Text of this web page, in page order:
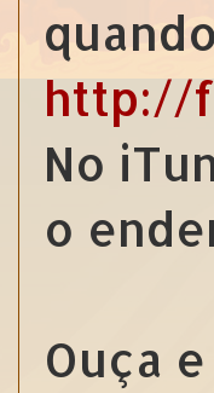
http://
No
o
Ouça